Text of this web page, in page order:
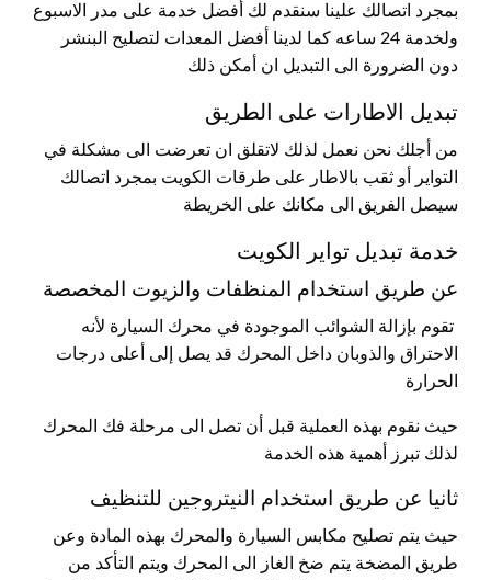
بمجرد اتصالك علينا سنقدم لك أفضل خدمة على مدر الاسبوع
ولخدمة 24 ساعه كما لدينا أفضل المعدات لتصليح البنشر
دون الضرورة الى التبديل ان أمكن ذلك
تبديل الاطارات على الطريق
من أجلك نحن نعمل لذلك لاتقلق ان تعرضت الى مشكلة في
التواير أو ثقب بالاطار على طرقات الكويت بمجرد اتصالك
سيصل الفريق الى مكانك على الخريطة
خدمة تبديل تواير الكويت
عن طريق استخدام المنظفات والزيوت المخصصة
تقوم بإزالة الشوائب الموجودة في محرك السيارة لأنه
الاحتراق والذوبان داخل المحرك قد يصل إلى أعلى درجات
الحرارة
حيث نقوم بهذه العملية قبل أن تصل الى مرحلة فك المحرك
لذلك تبرز أهمية هذه الخدمة
ثانيا عن طريق استخدام النيتروجين للتنظيف
حيث يتم تصليح مكابس السيارة والمحرك بهذه المادة وعن
طريق المضخة يتم ضخ الغاز الى المحرك ويتم التأكد من